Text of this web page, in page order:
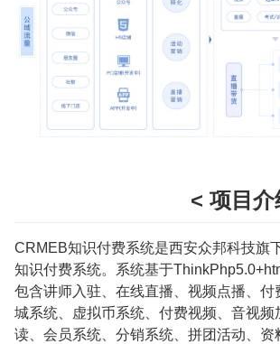
< 项目介
CRMEB知识付费系统是西安众邦科技旗
知识付费系统。系统基于
包含讲师入驻、在线直播、视频点播、
城系统、虚拟币系统、付费视频、音视
读、会员系统、分销系统、拼团活动、